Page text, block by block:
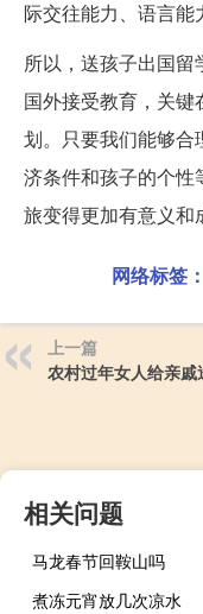
际交往能力、语言能
所以，送孩子出国
国外接受教育，关
划。只要我们能够
济条件和孩子的个性
旅变得更加有意义和
网络标签：
上一篇
农村过年女人给亲戚
相关问题
马龙春节回鞍山吗
煮冻元宵放几次凉水